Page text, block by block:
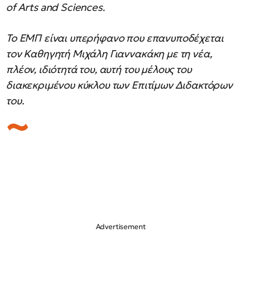
of Arts and Sciences.
Το ΕΜΠ είναι υπερήφανο που επανυποδέχεται
τον Καθηγητή Μιχάλη Γιαννακάκη με τη νέα,
πλέον, ιδιότητά του, αυτή του μέλους του
διακεκριμένου κύκλου των Επιτίμων Διδακτόρων
του.